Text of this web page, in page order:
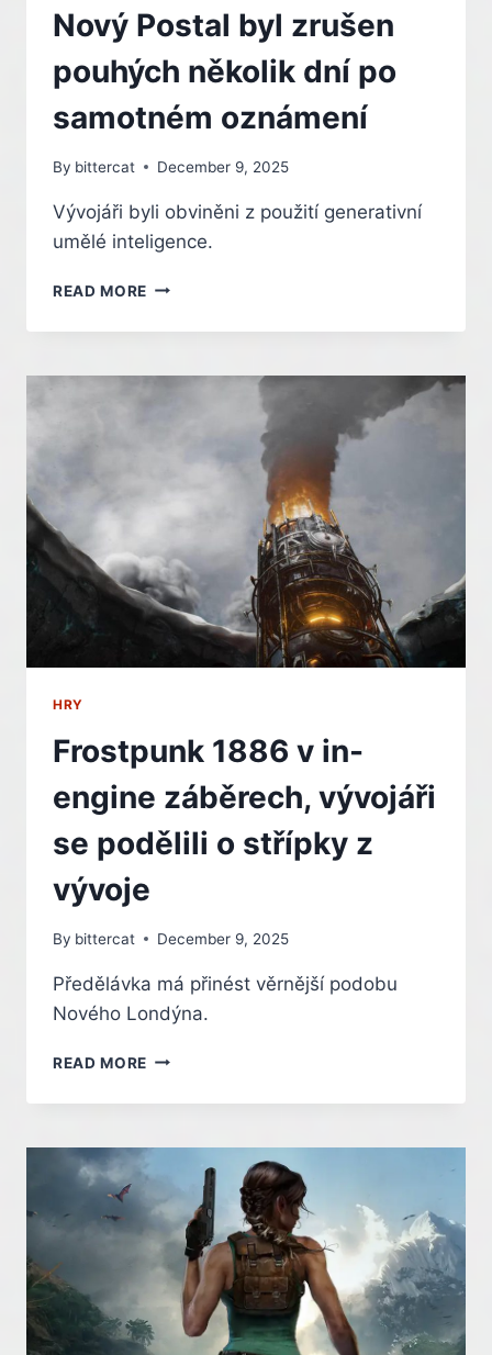
Nový Postal byl zrušen
pouhých několik dní po
samotném oznámení
By bittercat December 9, 2025
Vývojáři byli obviněni z použití generativní
umělé inteligence.
READ MORE NOVÝ
BYL
POUHÝCH
SAMOTNÉM
OZNÁMENÍ
HRY
Frostpunk 1886 v in-
engine záběrech, vývojáři
se podělili o střípky z
vývoje
By bittercat December 9, 2025
Předělávka má přinést věrnější podobu
Nového Londýna.
READ MORE FROSTPUNK
V
ENGINE
ZÁBĚRECH,
VÝVOJÁŘI
SE
PODĚLILI
STŘÍPKY
VÝVOJE